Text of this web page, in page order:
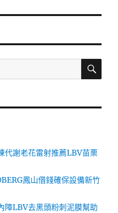
搜
代謝老花雷射推薦LBV苗栗
鳳山借錢確保設備新竹
障LBV去黑頭粉刺泥膜幫助